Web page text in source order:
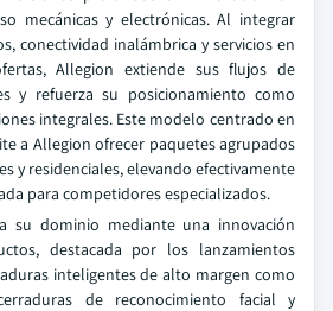
mecánicas y electrónicas. Al integrar
conectividad inalámbrica y servicios en
Allegion extiende sus flujos de
y refuerza su posicionamiento como
integrales. Este modelo centrado en
a Allegion ofrecer paquetes agrupados
y residenciales, elevando efectivamente
para competidores especializados.
su dominio mediante una innovación
destacada por los lanzamientos
inteligentes de alto margen como
de reconocimiento facial y